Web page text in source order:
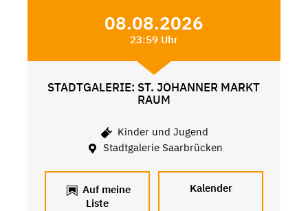
08.08.2026
23:59 Uhr
STADTGALERIE: ST. JOHANNER MARKT
RAUM
Kinder und Jugend
Stadtgalerie Saarbrücken
Auf meine
Liste
Kalender